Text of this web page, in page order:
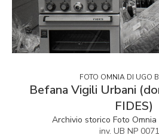
FOTO OMNIA DI UGO
Befana Vigili Urbani
FIDES)
Archivio storico Foto
inv. UB NP